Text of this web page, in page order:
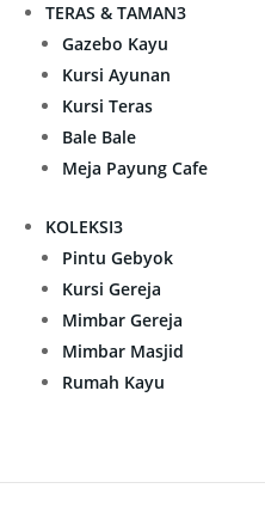
TERAS & TAMAN3
Gazebo Kayu
Kursi Ayunan
Kursi Teras
Bale Bale
Meja Payung Cafe
KOLEKSI3
Pintu Gebyok
Kursi Gereja
Mimbar Gereja
Mimbar Masjid
Rumah Kayu